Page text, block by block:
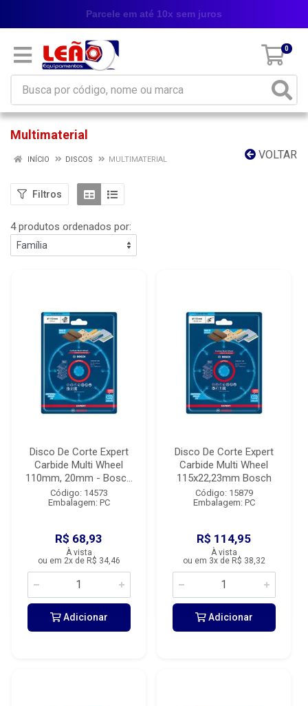
0
Parcele em até 10x sem juros
Multimaterial
VOLTAR
INÍCIO DISCOS MULTIMATERIAL
Filtros
4 produtos ordenados por:
Disco De Corte Expert
Carbide Multi Wheel
110mm, 20mm - Bosc...
Código: 14573
Embalagem: PC
R$ 68,93
À vista
ou em 2x de R$ 34,46
Adicionar
Disco De Corte Expert
Carbide Multi Wheel
115x22,23mm Bosch
Código: 15879
Embalagem: PC
R$ 114,95
À vista
ou em 3x de R$ 38,32
Adicionar